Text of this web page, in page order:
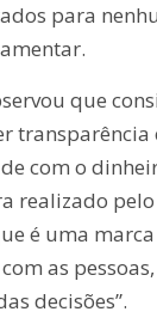
para
que
transparência
com o
realizado
é uma
as
decisões”.